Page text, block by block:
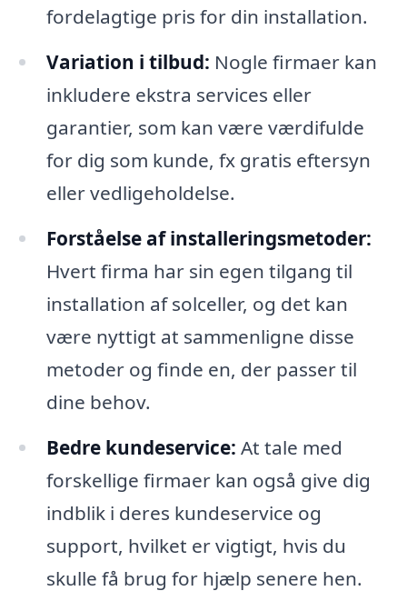
fordelagtige pris for din installation.
Variation i tilbud: Nogle firmaer kan
inkludere ekstra services eller
garantier, som kan være værdifulde
for dig som kunde, fx gratis eftersyn
eller vedligeholdelse.
Forståelse af installeringsmetoder:
Hvert firma har sin egen tilgang til
installation af solceller, og det kan
være nyttigt at sammenligne disse
metoder og finde en, der passer til
dine behov.
Bedre kundeservice: At tale med
forskellige firmaer kan også give dig
indblik i deres kundeservice og
support, hvilket er vigtigt, hvis du
skulle få brug for hjælp senere hen.